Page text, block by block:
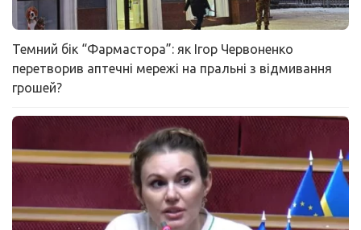
Темний бік “Фармастора”: як Ігор Червоненко
перетворив аптечні мережі на пральні з відмивання
грошей?